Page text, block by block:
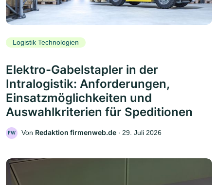
Logistik Technologien
Elektro-Gabelstapler in der
Intralogistik: Anforderungen,
Einsatzmöglichkeiten und
Auswahlkriterien für Speditionen
FW Von Redaktion firmenweb.de ‧ 29. Juli 2026